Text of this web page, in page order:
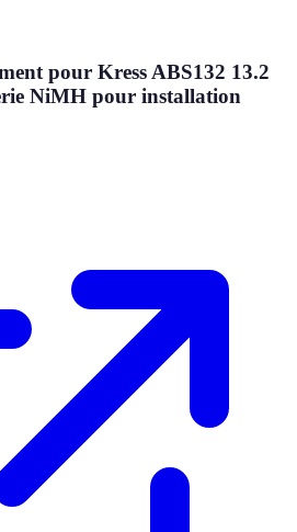
pour Kress ABS132 13.2
NiMH pour installation